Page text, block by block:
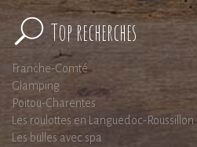
Top recherches
Franche-Comté
Glamping
Poitou-Charentes
Les roulottes en Languedoc-Roussillon
Les bulles avec spa